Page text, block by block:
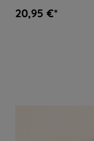
20,95 €*